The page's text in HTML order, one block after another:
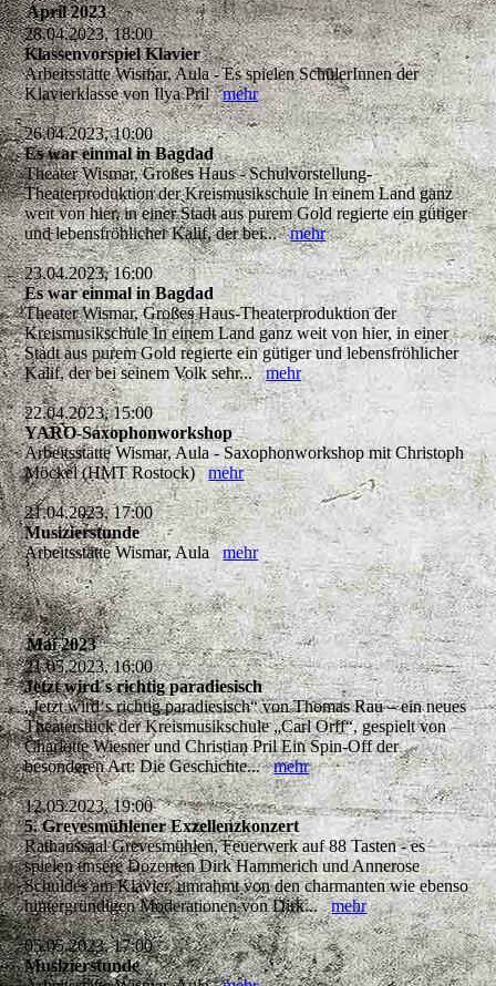
April 2023
28.04.2023, 18:00
Klassenvorspiel Klavier
Arbeitsstätte Wismar, Aula - Es spielen SchülerInnen der
Klavierklasse von Ilya Prilmehr
26.04.2023, 10:00
Es war einmal in Bagdad
Theater Wismar, Großes Haus - Schulvorstellung-
Theaterproduktion der Kreismusikschule In einem Land ganz
weit von hier, in einer Stadt aus purem Gold regierte ein gütiger
und lebensfröhlicher Kalif, der bei...mehr
23.04.2023, 16:00
Es war einmal in Bagdad
Theater Wismar, Großes Haus-Theaterproduktion der
Kreismusikschule In einem Land ganz weit von hier, in einer
Stadt aus purem Gold regierte ein gütiger und lebensfröhlicher
Kalif, der bei seinem Volk sehr...mehr
22.04.2023, 15:00
YARO-Saxophonworkshop
Arbeitsstätte Wismar, Aula - Saxophonworkshop mit Christoph
Möckel (HMT Rostock)mehr
21.04.2023, 17:00
Musizierstunde
Arbeitsstätte Wismar, Aulamehr
Mai 2023
21.05.2023, 16:00
Jetzt wird´s richtig paradiesisch
„Jetzt wird‘s richtig paradiesisch“ von Thomas Rau – ein neues
Theaterstück der Kreismusikschule „Carl Orff“, gespielt von
Charlotte Wiesner und Christian Pril Ein Spin-Off der
besonderen Art: Die Geschichte...mehr
12.05.2023, 19:00
5. Grevesmühlener Exzellenzkonzert
Rathaussaal Grevesmühlen, Feuerwerk auf 88 Tasten - es
spielen unsere Dozenten Dirk Hammerich und Annerose
Schuldes am Klavier, umrahmt von den charmanten wie ebenso
hintergründigen Moderationen von Dirk...mehr
05.05.2023, 17:00
Musizierstunde